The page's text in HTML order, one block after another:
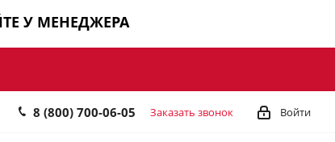
У МЕНЕДЖЕРА
Войти
8 (800) 700-06-05 Заказать звонок